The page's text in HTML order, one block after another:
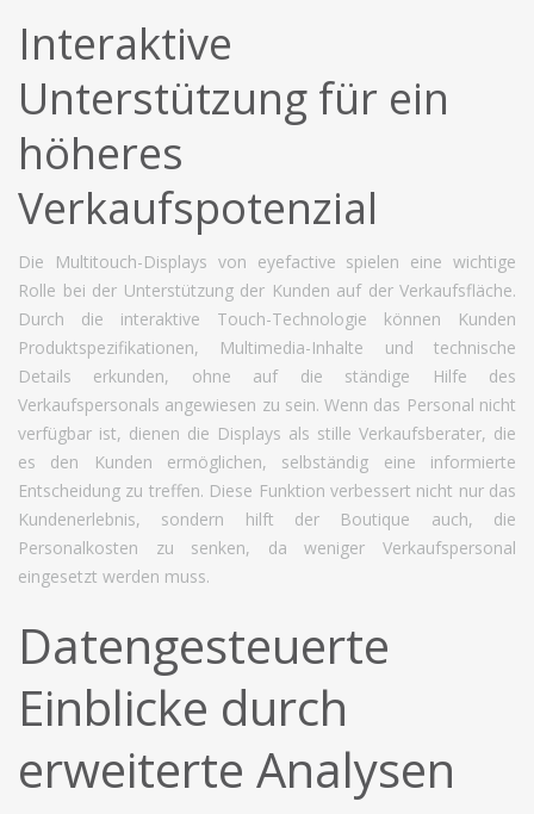
Interaktive
Unterstützung für ein
höheres
Verkaufspotenzial
Die Multitouch-Displays von eyefactive spielen eine wichtige
Rolle bei der Unterstützung der Kunden auf der Verkaufsfläche.
Durch die interaktive Touch-Technologie können Kunden
Produktspezifikationen, Multimedia-Inhalte und technische
Details erkunden, ohne auf die ständige Hilfe des
Verkaufspersonals angewiesen zu sein. Wenn das Personal nicht
verfügbar ist, dienen die Displays als stille Verkaufsberater, die
es den Kunden ermöglichen, selbständig eine informierte
Entscheidung zu treffen. Diese Funktion verbessert nicht nur das
Kundenerlebnis, sondern hilft der Boutique auch, die
Personalkosten zu senken, da weniger Verkaufspersonal
eingesetzt werden muss.
Datengesteuerte
Einblicke durch
erweiterte Analysen